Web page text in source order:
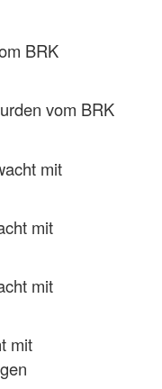
BRK
vom BRK
mit
mit
mit
mit